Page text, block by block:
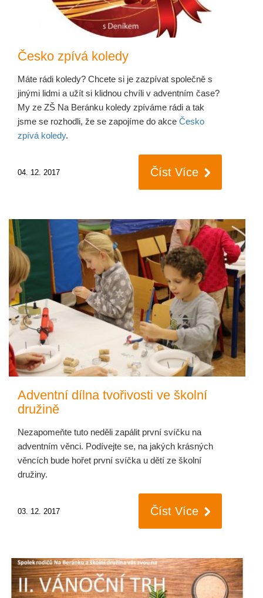
Česko zpívá koledy
Máte rádi koledy? Chcete si je zazpívat společně s
jinými lidmi a užít si klidnou chvíli v adventním čase?
My ze ZŠ Na Beránku koledy zpíváme rádi a tak
jsme se rozhodli, že se zapojíme do akce Česko
zpívá koledy.
04. 12. 2017 Číst Více
Adventní dílna tvořivosti ve školní
družině
Nezapomeňte tuto neděli zapálit první svíčku na
adventním věnci. Podívejte se, na jakých krásných
věncích bude hořet první svíčka u dětí ze školní
družiny.
03. 12. 2017 Číst Více